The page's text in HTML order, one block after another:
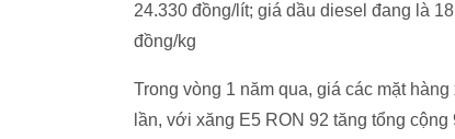
24.330 đồng/lít; giá dầu diesel đang là
đồng/kg
Trong vòng 1 năm qua, giá các mặt
lần, với xăng E5 RON 92 tăng tổng